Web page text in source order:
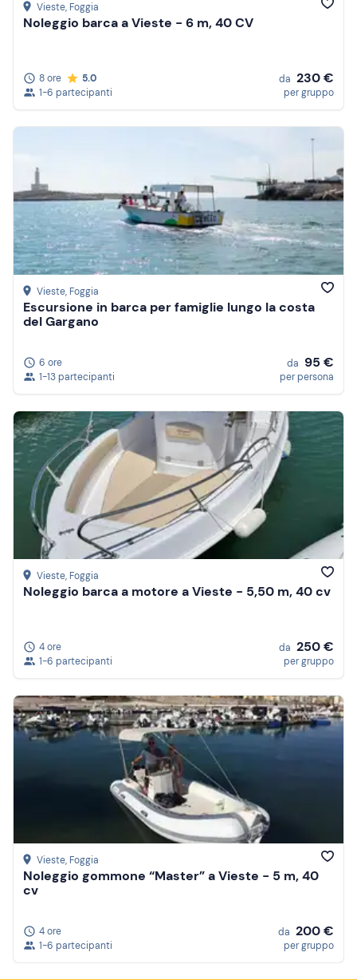
Vieste, Foggia
Noleggio barca a Vieste - 6 m, 40 CV
8 ore
5.0
1-6 partecipanti
da 230 €
per gruppo
Vieste, Foggia
Escursione in barca per famiglie lungo la costa
del Gargano
6 ore
1-13 partecipanti
da 95 €
per persona
Vieste, Foggia
Noleggio barca a motore a Vieste - 5,50 m, 40 cv
4 ore
1-6 partecipanti
da 250 €
per gruppo
Vieste, Foggia
Noleggio gommone “Master” a Vieste - 5 m, 40
cv
4 ore
1-6 partecipanti
da 200 €
per gruppo